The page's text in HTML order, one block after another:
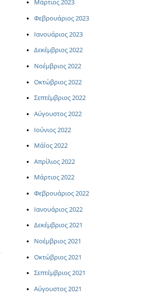
Μάρτιος 2023
Φεβρουάριος 2023
Ιανουάριος 2023
Δεκέμβριος 2022
Νοέμβριος 2022
Οκτώβριος 2022
Σεπτέμβριος 2022
Αύγουστος 2022
Ιούνιος 2022
ΜάΪος 2022
Απρίλιος 2022
Μάρτιος 2022
Φεβρουάριος 2022
Ιανουάριος 2022
Δεκέμβριος 2021
Νοέμβριος 2021
Οκτώβριος 2021
Σεπτέμβριος 2021
Αύγουστος 2021